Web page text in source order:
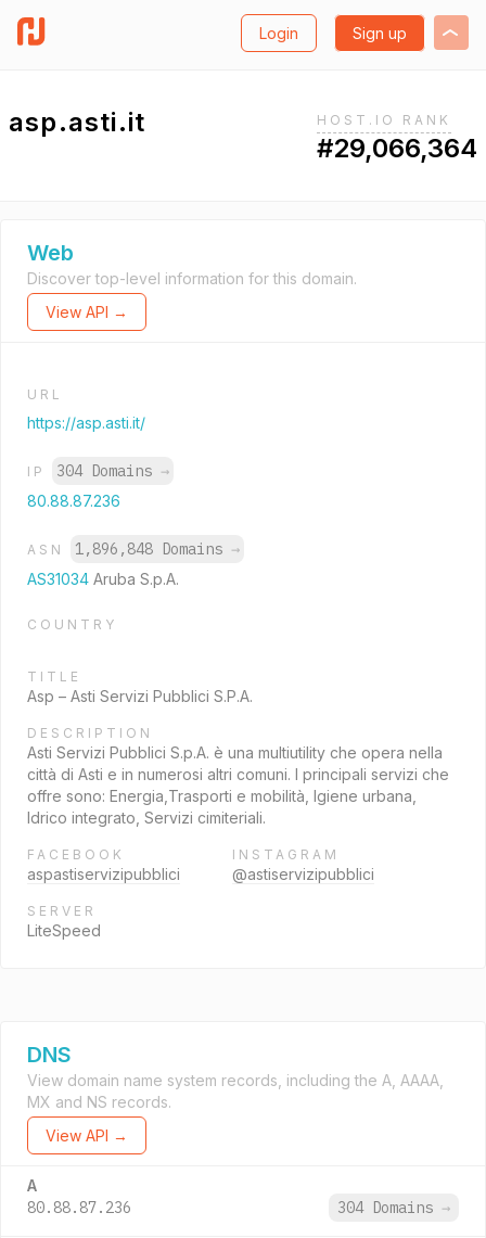
Login Sign up
asp.asti.it HOST.IO RANK
#29,066,364
Web
Discover top-level information for this domain.
View API →
URL
https://asp.asti.it/
IP 304 Domains →
80.88.87.236
ASN 1,896,848 Domains →
AS31034 Aruba S.p.A.
COUNTRY
TITLE
Asp – Asti Servizi Pubblici S.P.A.
DESCRIPTION
Asti Servizi Pubblici S.p.A. è una multiutility che opera nella
città di Asti e in numerosi altri comuni. I principali servizi che
offre sono: Energia,Trasporti e mobilità, Igiene urbana,
Idrico integrato, Servizi cimiteriali.
FACEBOOK
aspastiservizipubblici
INSTAGRAM
@astiservizipubblici
SERVER
LiteSpeed
DNS
View domain name system records, including the A, AAAA,
MX and NS records.
View API →
A
80.88.87.236 304 Domains →